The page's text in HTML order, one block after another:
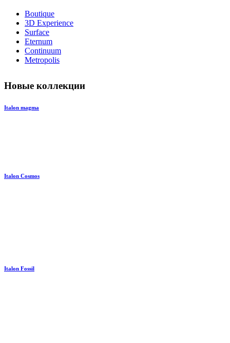
Boutique
3D Experience
Surface
Eternum
Continuum
Metropolis
Новые коллекции
Italon magma
Italon Cosmos
Italon Fossil